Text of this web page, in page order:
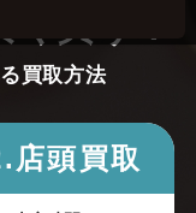
く買う！
買取方法
店頭買取